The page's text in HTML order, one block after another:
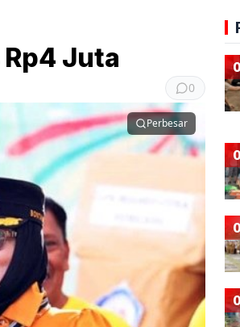
Juta
0
Perbesar